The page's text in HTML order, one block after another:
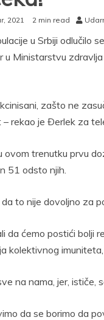
2021 2 min read
u Srbiji odlučilo
u Ministarstvu
zašto ne
rekao je Ðerlek za
ovom trenutku prvu
51 odsto njih.
to nije dovoljno za
da ćemo postići bolji
kolektivnog
na nama, jer, ističe,
da se borimo da